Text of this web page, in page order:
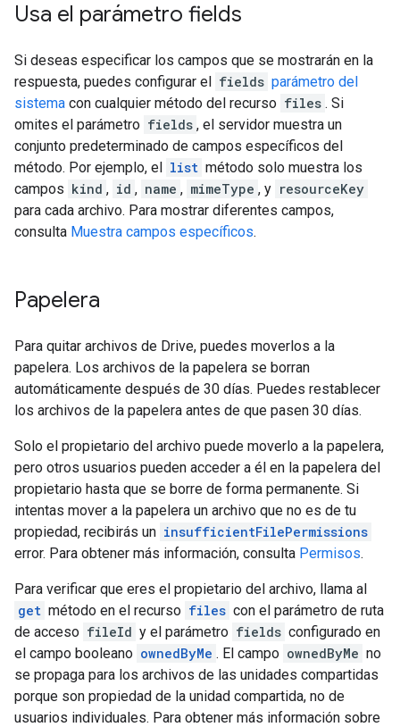
Usa el parámetro fields
Si deseas especificar los campos que se mostrarán en la
respuesta, puedes configurar el fields parámetro del
sistema con cualquier método del recurso files . Si
omites el parámetro fields , el servidor muestra un
conjunto predeterminado de campos específicos del
método. Por ejemplo, el list método solo muestra los
campos kind , id , name , mimeType , y resourceKey
para cada archivo. Para mostrar diferentes campos,
consulta Muestra campos específicos.
Papelera
Para quitar archivos de Drive, puedes moverlos a la
papelera. Los archivos de la papelera se borran
automáticamente después de 30 días. Puedes restablecer
los archivos de la papelera antes de que pasen 30 días.
Solo el propietario del archivo puede moverlo a la papelera,
pero otros usuarios pueden acceder a él en la papelera del
propietario hasta que se borre de forma permanente. Si
intentas mover a la papelera un archivo que no es de tu
propiedad, recibirás un insufficientFilePermissions
error. Para obtener más información, consulta Permisos.
Para verificar que eres el propietario del archivo, llama al
get método en el recurso files con el parámetro de ruta
de acceso fileId y el parámetro fields configurado en
el campo booleano ownedByMe . El campo ownedByMe no
se propaga para los archivos de las unidades compartidas
porque son propiedad de la unidad compartida, no de
usuarios individuales. Para obtener más información sobre